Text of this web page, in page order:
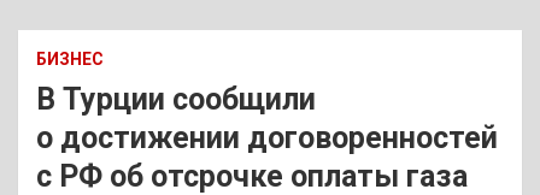
БИЗНЕС
В Турции сообщили
о достижении договоренностей
с РФ об отсрочке оплаты газа